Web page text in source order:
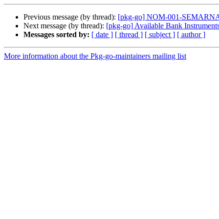
Previous message (by thread): [pkg-go] NOM-001-
Next message (by thread): [pkg-go] Available Bank
Messages sorted by: [ date ] [ thread ] [ subject ] [ author ]
More information about the Pkg-go-maintainers mailing list